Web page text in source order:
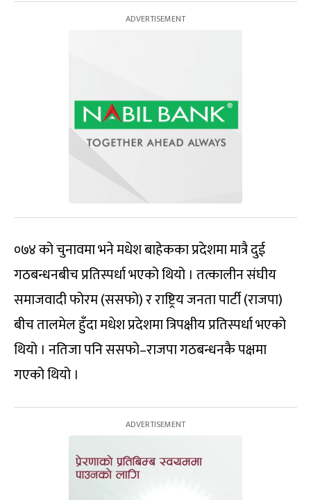
०७४ को चुनावमा भने मधेश बाहेकका प्रदेशमा मात्रै दुई
गठबन्धनबीच प्रतिस्पर्धा भएको थियो । तत्कालीन संघीय
समाजवादी फोरम (ससफो) र राष्ट्रिय जनता पार्टी (राजपा)
बीच तालमेल हुँदा मधेश प्रदेशमा त्रिपक्षीय प्रतिस्पर्धा भएको
थियो । नतिजा पनि ससफो–राजपा गठबन्धनकै पक्षमा
गएको थियो ।